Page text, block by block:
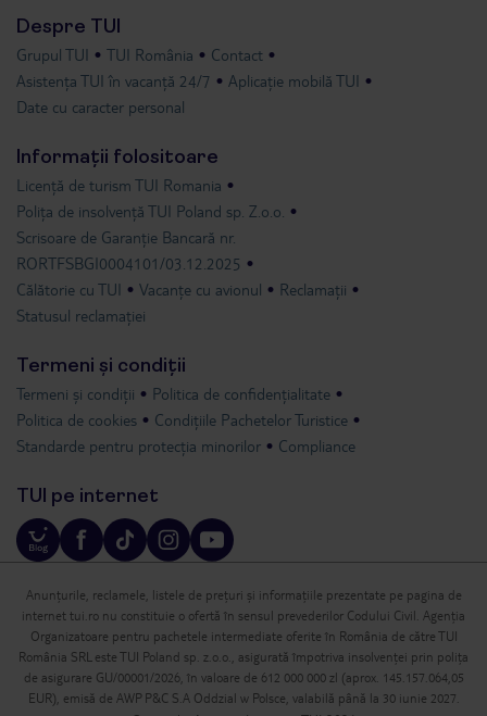
Despre TUI
Grupul TUI TUI România
Contact
Asistența TUI în vacanță 24/7
Aplicație mobilă TUI
Date cu caracter personal
Informații folositoare
Licență de turism TUI Romania
Polița de insolvență TUI Poland sp. Z.o.o.
Scrisoare de Garanție Bancară nr.
RORTFSBGI0004101/03.12.2025
Călătorie cu TUI
Vacanțe cu avionul
Reclamații
Statusul reclamației
Termeni și condiții
Termeni și condiții
Politica de confidențialitate
Politica de cookies
Condițiile Pachetelor Turistice
Standarde pentru protecția minorilor
Compliance
TUI pe internet
Anunțurile, reclamele, listele de prețuri și informațiile prezentate pe pagina de
internet tui.ro nu constituie o ofertă în sensul prevederilor Codului Civil. Agenția
Organizatoare pentru pachetele intermediate oferite în România de către TUI
România SRL este TUI Poland sp. z.o.o., asigurată împotriva insolvenței prin polița
de asigurare GU/00001/2026, în valoare de 612 000 000 zl (aprox. 145.157.064,05
EUR), emisă de AWP P&C S.A Oddzial w Polsce, valabilă până la 30 iunie 2027.